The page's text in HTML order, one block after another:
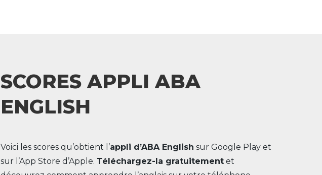
SCORES APPLI ABA
ENGLISH
Voici les scores qu’obtient l’appli d’ABA English sur Google Play et
sur l’App Store d’Apple. Téléchargez-la gratuitementet